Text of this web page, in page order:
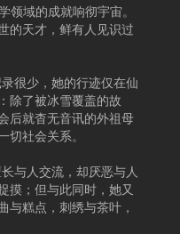
领域的成就响彻宇宙。
的天才，鲜有人见识过
很少，她的行迹仅在仙
除了被冰雪覆盖的故
后就杳无音讯的外祖母
社会关系。
与人交流，却厌恶与人
摸；但与此同时，她又
与糕点，刺绣与茶叶，